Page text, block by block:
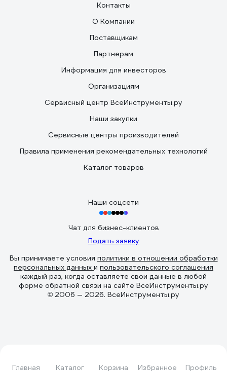
Главная Каталог Корзина Избранное Профиль
Контакты
О Компании
Поставщикам
Партнерам
Информация для инвесторов
Организациям
Сервисный центр ВсеИнструменты.ру
Наши закупки
Сервисные центры производителей
Правила применения рекомендательных технологий
Каталог товаров
Наши соцсети
Чат для бизнес-клиентов
Подать заявку
Вы принимаете условия политики в отношении обработки
персональных данных и пользовательского соглашения
каждый раз, когда оставляете свои данные в любой
форме обратной связи на сайте ВсеИнструменты.ру
© 2006 — 2026. ВсеИнструменты.ру